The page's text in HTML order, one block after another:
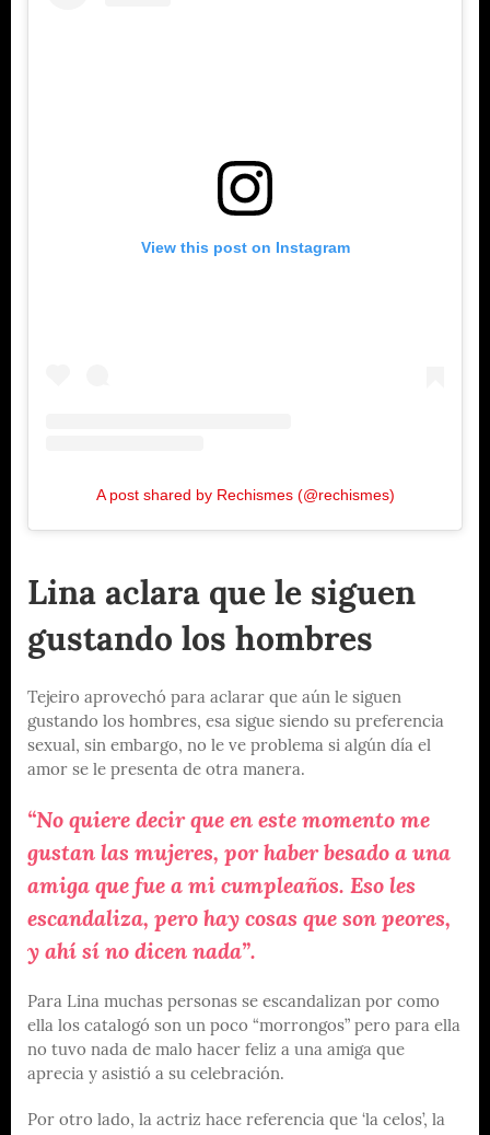
View this post on Instagram
A post shared by Rechismes (@rechismes)
Lina aclara que le siguen
gustando los hombres
Tejeiro aprovechó para aclarar que aún le siguen
gustando los hombres, esa sigue siendo su preferencia
sexual, sin embargo, no le ve problema si algún día el
amor se le presenta de otra manera.
“No quiere decir que en este momento me
gustan las mujeres, por haber besado a una
amiga que fue a mi cumpleaños. Eso les
escandaliza, pero hay cosas que son peores,
y ahí sí no dicen nada”.
Para Lina muchas personas se escandalizan por como
ella los catalogó son un poco “morrongos” pero para ella
no tuvo nada de malo hacer feliz a una amiga que
aprecia y asistió a su celebración.
Por otro lado, la actriz hace referencia que ‘la celos’, la